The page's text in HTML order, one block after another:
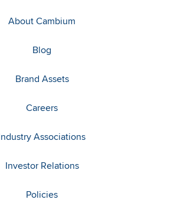
About Cambium
Blog
Brand Assets
Careers
Associations
Investor Relations
Policies